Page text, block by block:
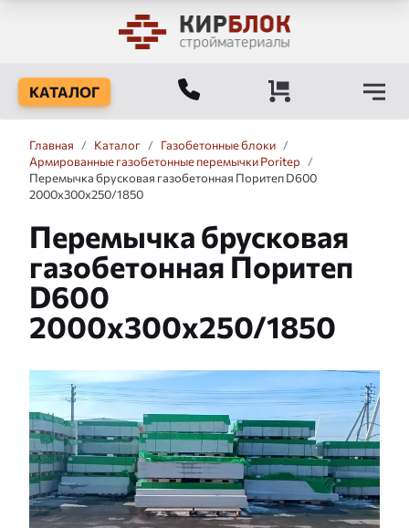
КАТАЛОГ
Главная / Каталог / Газобетонные блоки /
Армированные газобетонные перемычки Poritep
/
Перемычка брусковая газобетонная Поритеп D600
2000x300x250/1850
Перемычка брусковая
газобетонная Поритеп
D600
2000x300x250/1850
Слайдшоу